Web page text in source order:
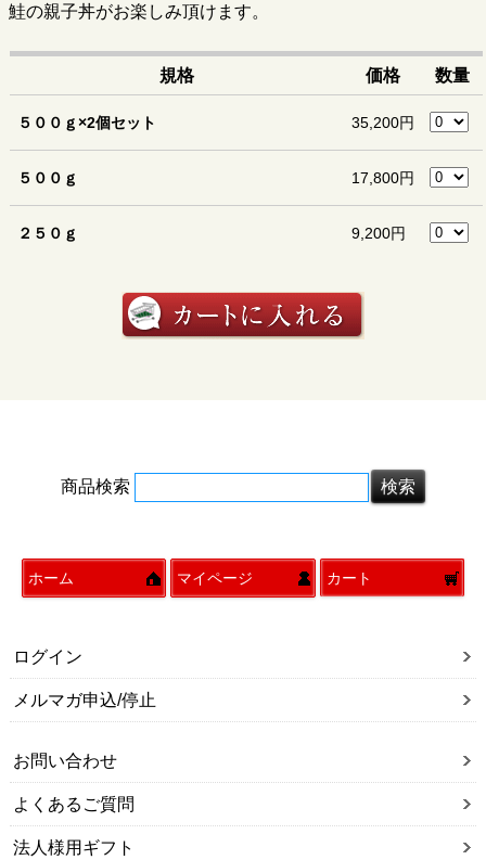
鮭の親子丼がお楽しみ頂けます。
規格 価格 数量
５００ｇ×2個セット 35,200円
５００ｇ 17,800円
２５０ｇ 9,200円
商品検索
ホーム マイページ カート
ログイン
メルマガ申込/停止
お問い合わせ
よくあるご質問
法人様用ギフト